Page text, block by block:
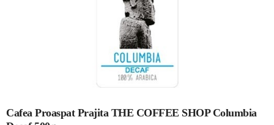
Cafea Proaspat Prajita THE COFFEE SHOP Columbia